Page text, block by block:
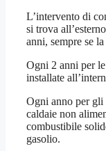
L’intervento di
si trova
anni, sempre se
Ogni 2 anni per
installate
Ogni anno per
caldaie non
combustibile
gasolio.